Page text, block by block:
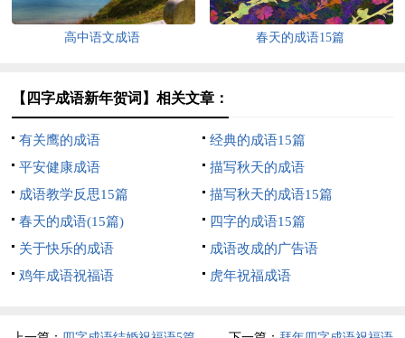
高中语文成语 春天的成语15篇
【四字成语新年贺词】相关文章：
有关鹰的成语
经典的成语15篇
平安健康成语
描写秋天的成语
成语教学反思15篇
描写秋天的成语15篇
春天的成语(15篇)
四字的成语15篇
关于快乐的成语
成语改成的广告语
鸡年成语祝福语
虎年祝福成语